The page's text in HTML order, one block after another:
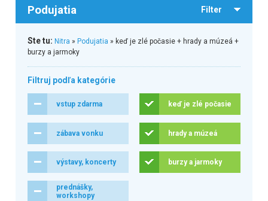
Podujatia Filter
Ste tu: Nitra » Podujatia » keď je zlé počasie + hrady a múzeá +
burzy a jarmoky
Filtruj podľa kategórie
vstup zdarma keď je zlé počasie
zábava vonku hrady a múzeá
výstavy, koncerty burzy a jarmoky
prednášky,
workshopy